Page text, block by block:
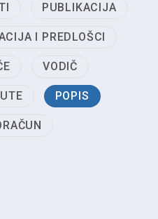
PUBLIKACIJA
I PREDLOŠCI
VODIČ
POPIS